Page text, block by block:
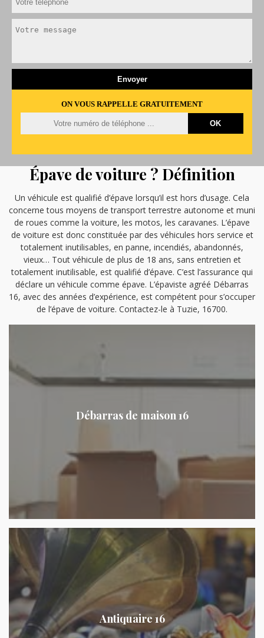
ON VOUS RAPPELLE GRATUITEMENT
Épave de voiture ? Définition
Un véhicule est qualifié d’épave lorsqu’il est hors d’usage. Cela
concerne tous moyens de transport terrestre autonome et muni
de roues comme la voiture, les motos, les caravanes. L’épave
de voiture est donc constituée par des véhicules hors service et
totalement inutilisables, en panne, incendiés, abandonnés,
vieux… Tout véhicule de plus de 18 ans, sans entretien et
totalement inutilisable, est qualifié d’épave. C’est l’assurance qui
déclare un véhicule comme épave. L’épaviste agréé Débarras
16, avec des années d’expérience, est compétent pour s’occuper
de l’épave de voiture. Contactez-le à Tuzie, 16700.
Débarras de maison 16
Antiquaire 16